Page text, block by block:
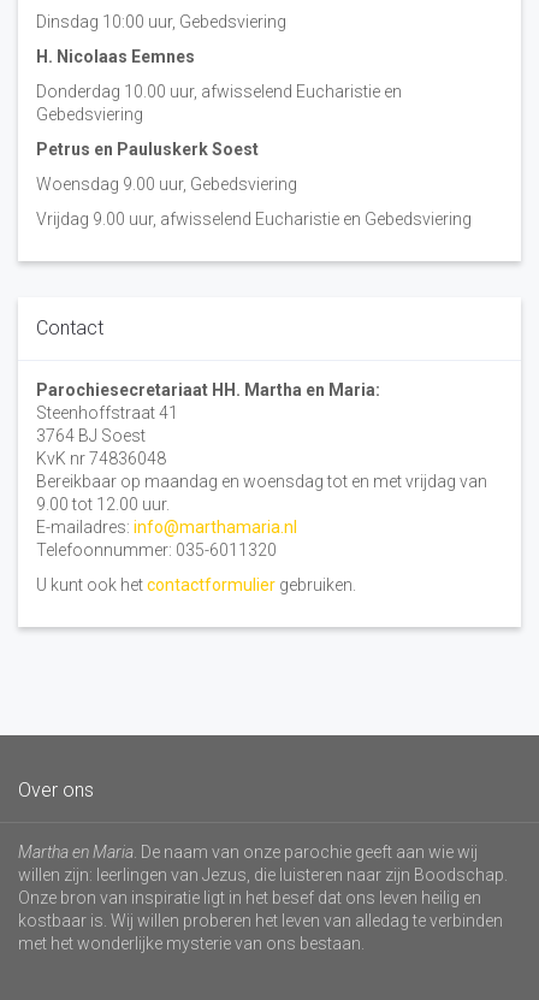
Dinsdag 10:00 uur, Gebedsviering
H. Nicolaas Eemnes
Donderdag 10.00 uur, afwisselend Eucharistie en
Gebedsviering
Petrus en Pauluskerk Soest
Woensdag 9.00 uur, Gebedsviering
Vrijdag 9.00 uur, afwisselend Eucharistie en Gebedsviering
Contact
Parochiesecretariaat HH. Martha en Maria:
Steenhoffstraat 41
3764 BJ Soest
KvK nr 74836048
Bereikbaar op maandag en woensdag tot en met vrijdag van
9.00 tot 12.00 uur.
E-mailadres: info@marthamaria.nl
Telefoonnummer: 035-6011320
U kunt ook hetcontactformulier gebruiken.
Over ons
Martha en Maria . De naam van onze parochie geeft aan wie wij
willen zijn: leerlingen van Jezus, die luisteren naar zijn Boodschap.
Onze bron van inspiratie ligt in het besef dat ons leven heilig en
kostbaar is. Wij willen proberen het leven van alledag te verbinden
met het wonderlijke mysterie van ons bestaan.